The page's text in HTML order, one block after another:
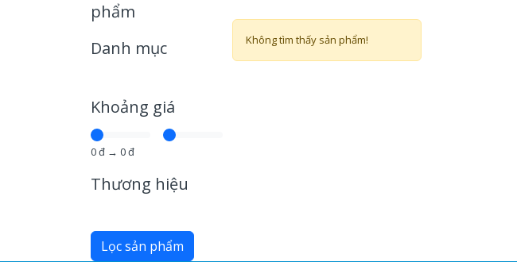
phẩm
Danh mục
Khoảng giá
0đ → 0đ
Thương hiệu
Lọc sản phẩm
Không tìm thấy sản phẩm!